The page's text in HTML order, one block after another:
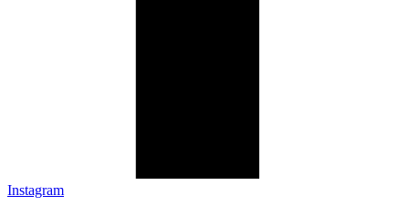
Instagram